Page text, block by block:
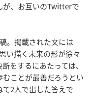
が、お互いのTwitterで
。掲載された文には
い描く未来の形が徐々
をするにあたっては、
ことが最善だろうとい
2人で出した答えで